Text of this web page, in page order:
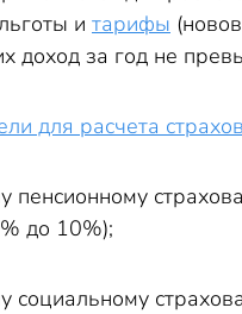
и тарифы
доход за год не
для расчета
до 10%);